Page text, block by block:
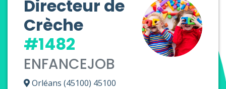
Directeur de
Crèche
#1482
ENFANCEJOB
Orléans (45100) 45100